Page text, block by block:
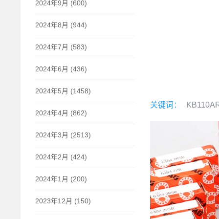
2024年9月 (600)
2024年8月 (944)
2024年7月 (583)
2024年6月 (436)
2024年5月 (1458)
2024年4月 (862)
2024年3月 (2513)
2024年2月 (424)
2024年1月 (200)
2023年12月 (150)
关键词：